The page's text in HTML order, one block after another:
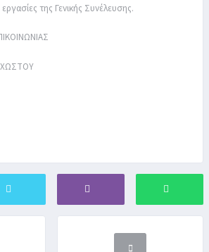
της Γενικής Συνέλευσης.